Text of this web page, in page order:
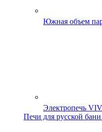
Южная объем
Электропечь
Печи для русской